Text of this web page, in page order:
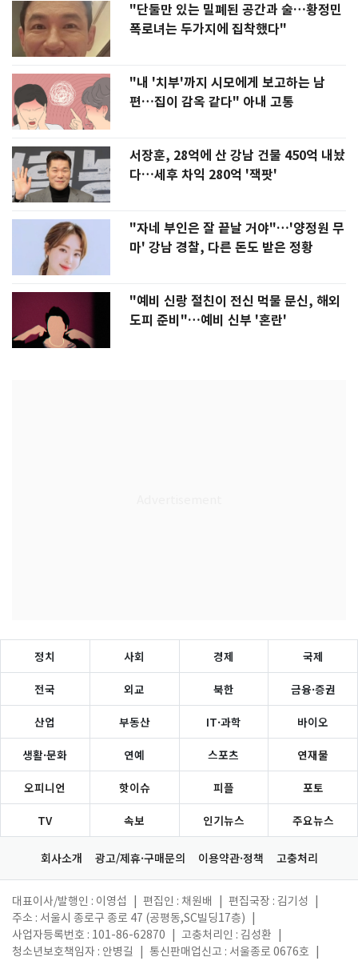
"단둘만 있는 밀폐된 공간과 술…황정민
폭로녀는 두가지에 집착했다"
"내 '치부'까지 시모에게 보고하는 남
편…집이 감옥 같다" 아내 고통
서장훈, 28억에 산 강남 건물 450억 내놨
다…세후 차익 280억 '잭팟'
"자네 부인은 잘 끝날 거야"…'양정원 무
마' 강남 경찰, 다른 돈도 받은 정황
"예비 신랑 절친이 전신 먹물 문신, 해외
도피 준비"…예비 신부 '혼란'
정치 사회 경제 국제
전국 외교 북한 금융·증권
산업 부동산 IT·과학 바이오
생활·문화 연예 스포츠 연재물
오피니언 핫이슈 피플 포토
TV 속보 인기뉴스 주요뉴스
회사소개 광고/제휴·구매문의 이용약관·정책 고충처리
대표이사/발행인 : 이영섭 편집인 : 채원배 편집국장 : 김기성
주소 : 서울시 종로구 종로 47 (공평동,SC빌딩17층)
사업자등록번호 : 101-86-62870
고충처리인 : 김성환
청소년보호책임자 : 안병길
통신판매업신고 : 서울종로 0676호